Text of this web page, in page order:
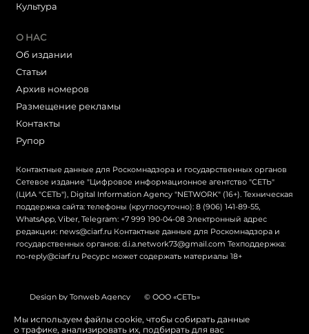
Культура
О НАС
Об издании
Статьи
Архив номеров
Размещение рекламы
Контакты
Рупор
Контактные данные для Роскомнадзора и государственных органов
Сетевое издание "Цифровое информационное агентство "СЕТЬ"
(ЦИА "СЕТЬ"), Digital Information Agency "NETWORK" (16+). Техническая
поддержка сайта: телефоны (круглосуточно): 8 (906) 141-89-55,
WhatsApp, Viber, Telegram: +7 999 190-04-08 Электронный адрес
редакции: news@ciarf.ru Контактные данные для Роскомнадзора и
государственных органов: d.i.a.network73@gmail.com Техподдержка:
no-reply@ciarf.ru Ресурс может содержать материалы 18+
Design by Tonweb Agency © ООО «СЕТЬ»
Политика конфиденциальности Карта сайта
Мы используем файлы cookie, чтобы собирать данные
о трафике, анализировать их, подбирать для вас